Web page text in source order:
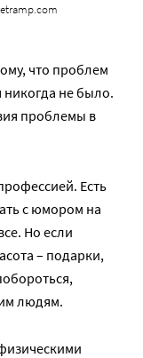
что проблем
не было.
проблемы в
Есть
с юмором на
Но если
– подарки,
людям.